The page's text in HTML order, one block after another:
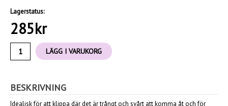
Lagerstatus:
285kr
LÄGG I VARUKORG
BESKRIVNING
Idealisk för att klippa där det är trångt och svårt att komma åt och för